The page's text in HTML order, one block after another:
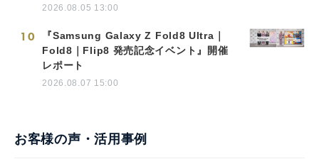
2026.08.05 13:00
10
『Samsung Galaxy Z Fold8 Ultra｜
Fold8｜Flip8 発売記念イベント』開催
レポート
2026.08.07 15:00
お客様の声・活用事例